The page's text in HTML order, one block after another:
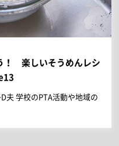
！ 楽しいそうめんレシ
学校のPTA活動や地域の